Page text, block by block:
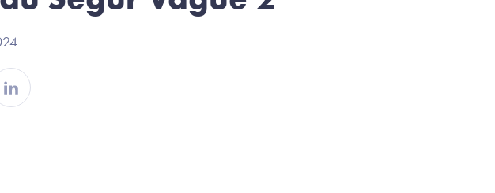
sur Twitter
Partager sur Linkedin